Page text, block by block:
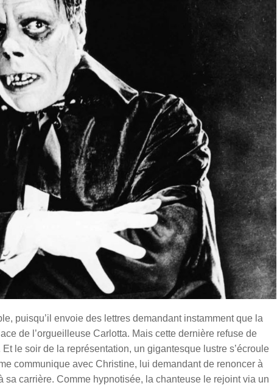
puisqu’il envoie des lettres demandant instamment que la
de l’orgueilleuse Carlotta. Mais cette dernière refuse de
le soir de la représentation, un gigantesque lustre s’écroule
communique avec Christine, lui demandant de renoncer à
carrière. Comme hypnotisée, la chanteuse le rejoint via un